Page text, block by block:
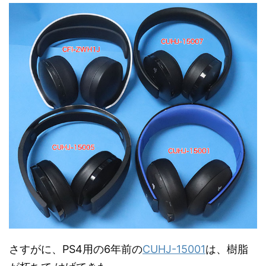
さすがに、PS4用の6年前のCUHJ-15001は、樹脂